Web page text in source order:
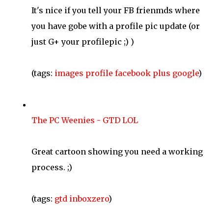
It's nice if you tell your FB frienmds where
you have gobe with a profile pic update (or
just G+ your profilepic ;) )
(tags: images profile facebook plus google)
The PC Weenies - GTD LOL
Great cartoon showing you need a working
process. ;)
(tags: gtd inboxzero)